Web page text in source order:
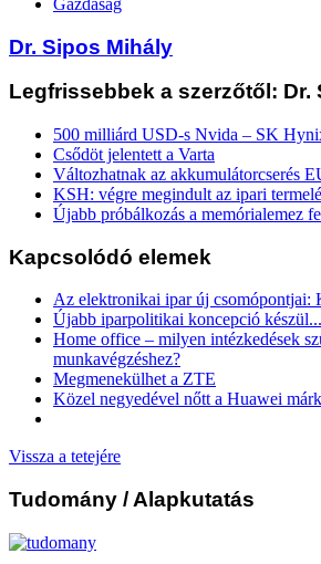
Dr. Sipos Mihály
Legfrissebbek a szerzőtől: Dr.
500 milliárd USD-s Nvida – SK
Csődöt jelentett a Varta
Változhatnak az akkumulátorcserés
KSH: végre megindult az ipari
Újabb próbálkozás a memórialemez
Kapcsolódó elemek
Az elektronikai ipar új csomópontjai:
Újabb iparpolitikai koncepció készül...
Home office – milyen intézkedések
munkavégzéshez?
Megmenekülhet a ZTE
Közel negyedével nőtt a Huawei
Vissza a tetejére
Tudomány / Alapkutatás